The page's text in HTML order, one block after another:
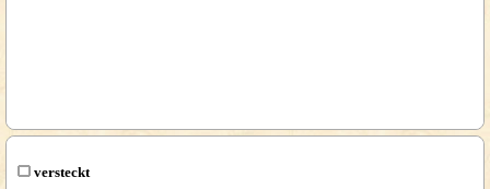
versteckt